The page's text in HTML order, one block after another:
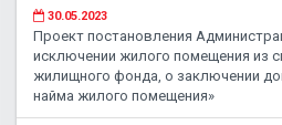
30.05.2023
Проект постановления
исключении жилого помещения из
жилищного фонда, о заключении
найма жилого помещения»